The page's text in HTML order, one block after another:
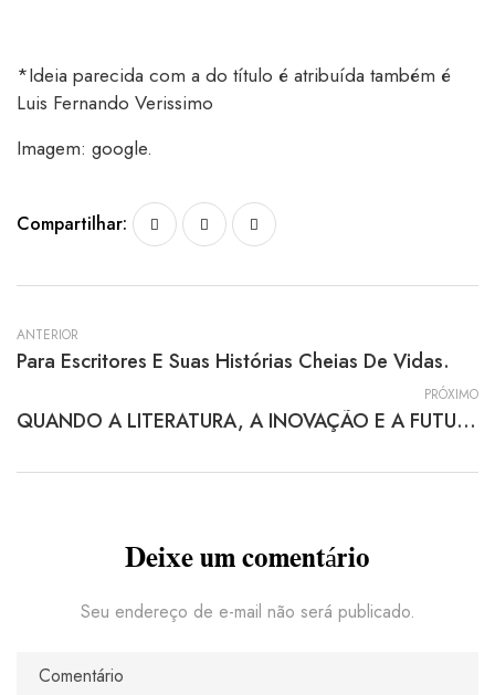
*Ideia parecida com a do título é atribuída também é
Luis Fernando Verissimo
Imagem: google.
Compartilhar:
ANTERIOR
Para Escritores E Suas Histórias Cheias De Vidas.
PRÓXIMO
QUANDO A LITERATURA, A INOVAÇÃO E A FUTUROLOGIA SE ENCONTRAM?
Deixe um comentário
Seu endereço de e-mail não será publicado.